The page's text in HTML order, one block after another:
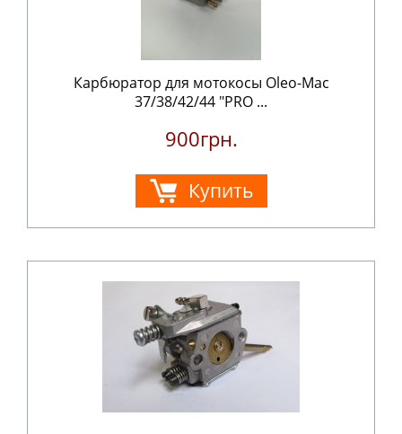
Карбюратор для мотокосы Oleo-Mac
37/38/42/44 "PRO ...
900грн.
Купить